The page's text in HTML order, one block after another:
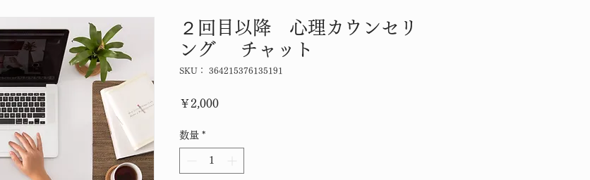
２回目以降 心理カウンセリ
ング チャット
SKU： 364215376135191
￥2,000価格
数量 *